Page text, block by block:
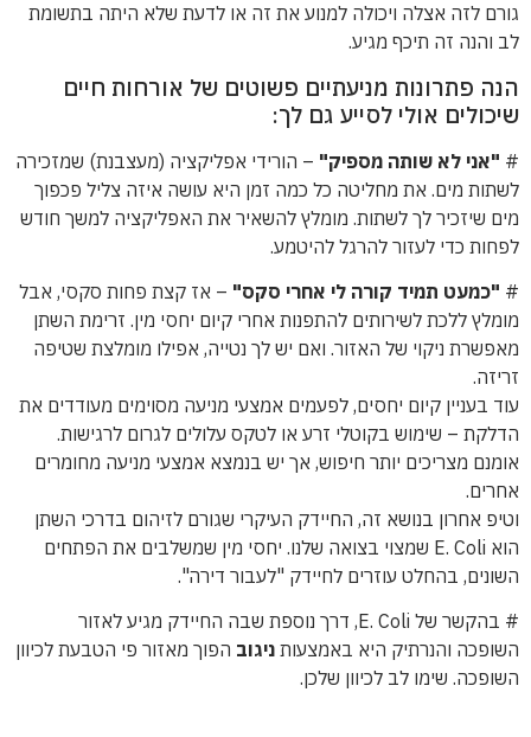
גורם לזה אצלה ויכולה למנוע את זה או לדעת שלא היתה בתשומת
לב והנה זה תיכף מגיע.
הנה פתרונות מניעתיים פשוטים של אורחות חיים
שיכולים אולי לסייע גם לך:
# "אני לא שותה מספיק" – הורידי אפליקציה (מעצבנת) שמזכירה
לשתות מים. את מחליטה כל כמה זמן היא עושה איזה צליל פכפוך
מים שיזכיר לך לשתות. מומלץ להשאיר את האפליקציה למשך חודש
לפחות כדי לעזור להרגל להיטמע.
# "כמעט תמיד קורה לי אחרי סקס" – אז קצת פחות סקסי, אבל
מומלץ ללכת לשירותים להתפנות אחרי קיום יחסי מין. זרימת השתן
מאפשרת ניקוי של האזור. ואם יש לך נטייה, אפילו מומלצת שטיפה
זריזה.
עוד בעניין קיום יחסים, לפעמים אמצעי מניעה מסוימים מעודדים את
הדלקת – שימוש בקוטלי זרע או לטקס עלולים לגרום לרגישות.
אומנם מצריכים יותר חיפוש, אך יש בנמצא אמצעי מניעה מחומרים
אחרים.
וטיפ אחרון בנושא זה, החיידק העיקרי שגורם לזיהום בדרכי השתן
הוא E. Coli שמצוי בצואה שלנו. יחסי מין שמשלבים את הפתחים
השונים, בהחלט עוזרים לחיידק "לעבור דירה".
# בהקשר של E. Coli, דרך נוספת שבה החיידק מגיע לאזור
השופכה והנרתיק היא באמצעות ניגוב הפוך מאזור פי הטבעת לכיוון
השופכה. שימו לב לכיוון שלכן.